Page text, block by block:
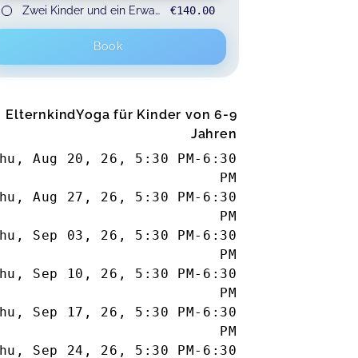
Zwei Kinder und ein Erwachsener for 3 participants
€140.00
Book
ElternkindYoga für Kinder von 6-9
Jahren
Aug 20, 26 , 5:30 PM- 6:30
PM
Aug 27, 26 , 5:30 PM- 6:30
PM
Sep 03, 26 , 5:30 PM- 6:30
PM
Sep 10, 26 , 5:30 PM- 6:30
PM
Sep 17, 26 , 5:30 PM- 6:30
PM
Sep 24, 26 , 5:30 PM- 6:30